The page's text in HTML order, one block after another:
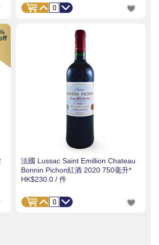
法國 Lussac Saint Emillion Chateau
Bonnin Pichon紅酒 2020 750毫升*
HK$230.0 / 件